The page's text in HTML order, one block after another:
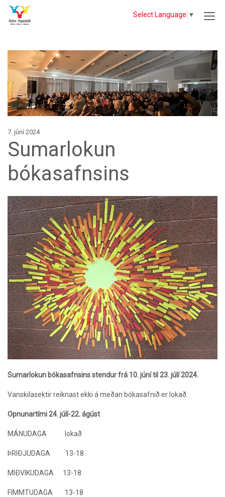
Select Language ▼
7. júní 2024
Sumarlokun
bókasafnsins
Sumarlokun bókasafnsins stendur frá 10. júní til 23. júlí 2024.
Vanskilasektir reiknast ekki á meðan bókasafnið er lokað.
Opnunartími 24. júlí-22. ágúst
MÁNUDAGA lokað
ÞRIÐJUDAGA 13-18
MIÐVIKUDAGA 13-18
FIMMTUDAGA 13-18